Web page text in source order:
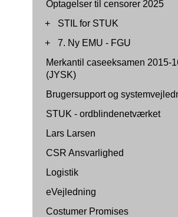
Optagelser til censorer 2025
+
STIL for STUK
+
7. Ny EMU - FGU
Merkantil caseeksamen 2015-
(JYSK)
Brugersupport og
STUK - ordblindenetværket
Lars Larsen
CSR Ansvarlighed
Logistik
eVejledning
Costumer Promises